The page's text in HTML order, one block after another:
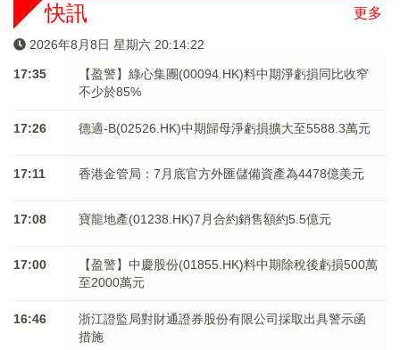
更多
快訊
2026年8月8日 星期六 20:14:22
17:35
【盈警】綠心集團(00094.HK)料中期淨虧損同比收窄
不少於85%
17:26 德適-B(02526.HK)中期歸母淨虧損擴大至5588.3萬元
17:11 香港金管局：7月底官方外匯儲備資產為4478億美元
17:08 寶龍地產(01238.HK)7月合約銷售額約5.5億元
17:00
【盈警】中慶股份(01855.HK)料中期除稅後虧損500萬
至2000萬元
16:46
浙江證監局對財通證券股份有限公司採取出具警示函
措施